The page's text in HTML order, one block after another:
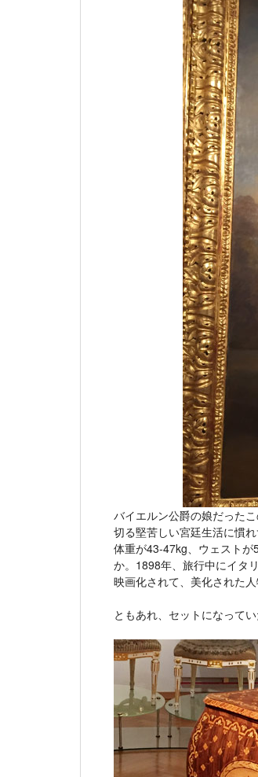
バイエルン公爵の娘だった
切る堅苦しい宮廷生活に慣
体重が43-47kg、ウェストが
か。1898年、旅行中にイタ
映画化されて、美化された
ともあれ、セットになって